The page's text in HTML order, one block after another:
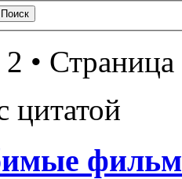
• Страница
цитатой